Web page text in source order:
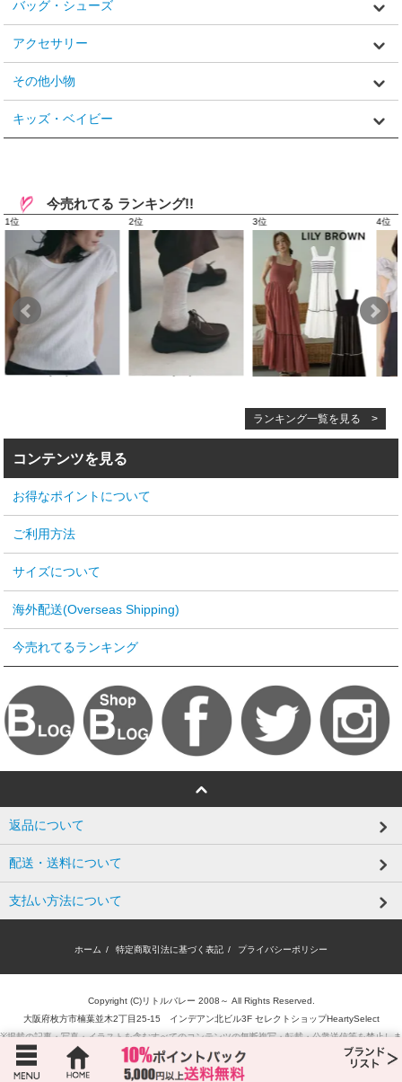
バッグ・シューズ
アクセサリー
その他小物
キッズ・ベイビー
今売れてる ランキング!!
ランキング一覧を見る >
コンテンツを見る
お得なポイントについて
ご利用方法
サイズについて
海外配送(Overseas Shipping)
今売れてるランキング
返品について
配送・送料について
支払い方法について
ホーム / 特定商取引法に基づく表記 / プライバシーポリシー
Copyright (C)リトルバレー 2008～ All Rights Reserved.
大阪府枚方市楠葉並木2丁目25-15 インデアン北ビル3F セレクトショップHeartySelect
※掲載の記事・写真・イラストを含むすべてのコンテンツの無断複写・転載・公衆送信等を禁止しま
す。